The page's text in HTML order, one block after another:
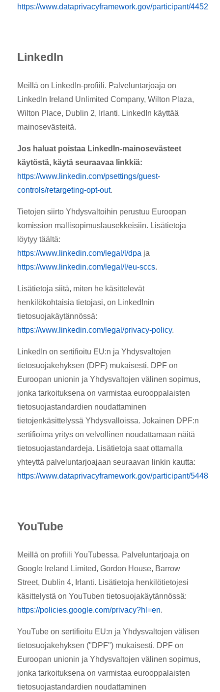
https://www.dataprivacyframework.gov/participant/4452
LinkedIn
Meillä on LinkedIn-profiili. Palveluntarjoaja on
LinkedIn Ireland Unlimited Company, Wilton Plaza,
Wilton Place, Dublin 2, Irlanti. LinkedIn käyttää
mainosevästeitä.
Jos haluat poistaa LinkedIn-mainosevästeet
käytöstä, käytä seuraavaa linkkiä:
https://www.linkedin.com/psettings/guest-
controls/retargeting-opt-out.
Tietojen siirto Yhdysvaltoihin perustuu Euroopan
komission mallisopimuslausekkeisiin. Lisätietoja
löytyy täältä:
https://www.linkedin.com/legal/l/dpa ja
https://www.linkedin.com/legal/l/eu-sccs.
Lisätietoja siitä, miten he käsittelevät
henkilökohtaisia tietojasi, on LinkedInin
tietosuojakäytännössä:
https://www.linkedin.com/legal/privacy-policy.
LinkedIn on sertifioitu EU:n ja Yhdysvaltojen
tietosuojakehyksen (DPF) mukaisesti. DPF on
Euroopan unionin ja Yhdysvaltojen välinen sopimus,
jonka tarkoituksena on varmistaa eurooppalaisten
tietosuojastandardien noudattaminen
tietojenkäsittelyssä Yhdysvalloissa. Jokainen DPF:n
sertifioima yritys on velvollinen noudattamaan näitä
tietosuojastandardeja. Lisätietoja saat ottamalla
yhteyttä palveluntarjoajaan seuraavan linkin kautta:
https://www.dataprivacyframework.gov/participant/5448
YouTube
Meillä on profiili YouTubessa. Palveluntarjoaja on
Google Ireland Limited, Gordon House, Barrow
Street, Dublin 4, Irlanti. Lisätietoja henkilötietojesi
käsittelystä on YouTuben tietosuojakäytännössä:
https://policies.google.com/privacy?hl=en.
YouTube on sertifioitu EU:n ja Yhdysvaltojen välisen
tietosuojakehyksen ("DPF") mukaisesti. DPF on
Euroopan unionin ja Yhdysvaltojen välinen sopimus,
jonka tarkoituksena on varmistaa eurooppalaisten
tietosuojastandardien noudattaminen